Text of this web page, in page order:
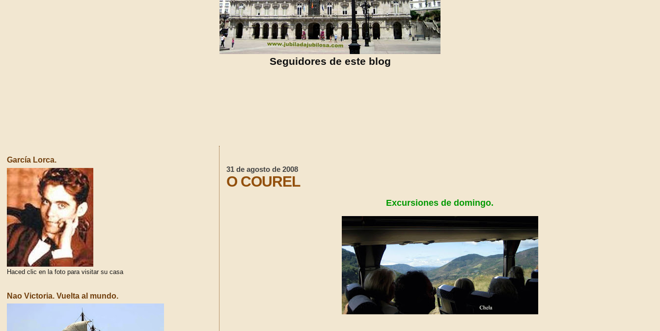
Seguidores de este blog
31 de agosto de 2008
O COUREL
Excursiones de domingo.
García Lorca.
Haced clic en la foto para visitar su casa
Nao Victoria. Vuelta al mundo.